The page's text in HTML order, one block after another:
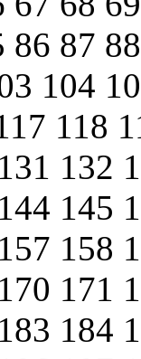
86 87
104
118
131 132
144 145
157 158
170 171
183 184